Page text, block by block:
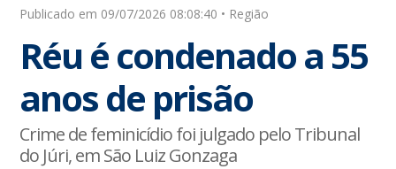
Publicado em 09/07/2026 08:08:40 • Região
Réu é condenado a 55
anos de prisão
Crime de feminicídio foi julgado pelo Tribunal
do Júri, em São Luiz Gonzaga